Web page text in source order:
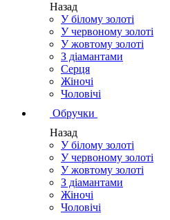
Назад
У білому золоті
У червоному золоті
У жовтому золоті
З діамантами
Серця
Жіночі
Чоловічі
Обручки
Назад
У білому золоті
У червоному золоті
У жовтому золоті
З діамантами
Жіночі
Чоловічі